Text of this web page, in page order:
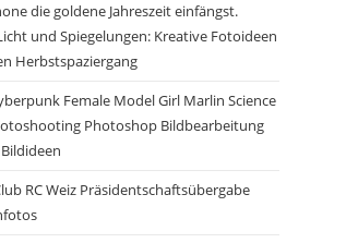
die goldene Jahreszeit einfängst.
und Spiegelungen: Kreative Fotoideen
Herbstspaziergang
Female Model Girl Marlin Science
Photoshop Bildbearbeitung
RC Weiz Präsidentschaftsübergabe